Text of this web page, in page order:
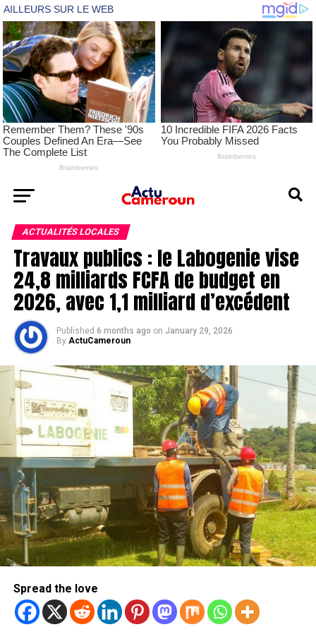
ACTUALITÉS LOCALES
Travaux publics : le Labogenie vise
24,8 milliards FCFA de budget en
2026, avec 1,1 milliard d’excédent
Published 6 months ago on January 29, 2026
By ActuCameroun
Spread the love